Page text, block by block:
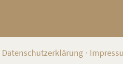
Datenschutzerklärung